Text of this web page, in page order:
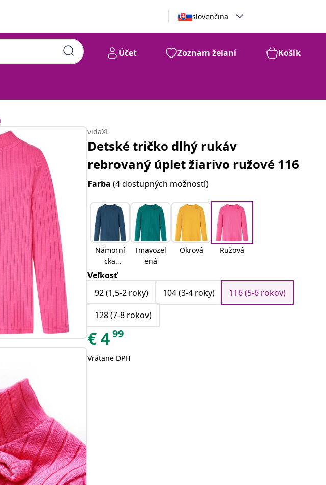
slovenčina
Účet Zoznam želaní Košík
vidaXL
Detské tričko dlhý rukáv
rebrovaný úplet žiarivo ružové 116
Farba(4 dostupných možností)
Námorní
cka
modrá
Tmavozel
ená
Okrová Ružová
Veľkosť
92 (1,5-2 roky)
104 (3-4 roky)
116 (5-6 rokov)
128 (7-8 rokov)
€499
Vrátane DPH